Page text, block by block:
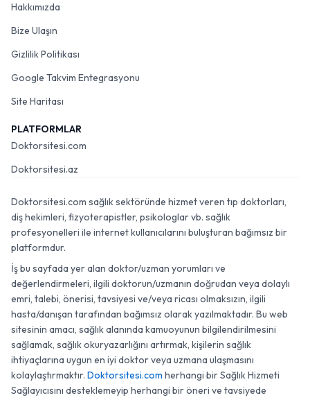
Hakkımızda
Bize Ulaşın
Gizlilik Politikası
Google Takvim Entegrasyonu
Site Haritası
PLATFORMLAR
Doktorsitesi.com
Doktorsitesi.az
Doktorsitesi.com sağlık sektöründe hizmet veren tıp doktorları,
diş hekimleri, fizyoterapistler, psikologlar vb. sağlık
profesyonelleri ile internet kullanıcılarını buluşturan bağımsız bir
platformdur.
İş bu sayfada yer alan doktor/uzman yorumları ve
değerlendirmeleri, ilgili doktorun/uzmanın doğrudan veya dolaylı
emri, talebi, önerisi, tavsiyesi ve/veya ricası olmaksızın, ilgili
hasta/danışan tarafından bağımsız olarak yazılmaktadır. Bu web
sitesinin amacı, sağlık alanında kamuoyunun bilgilendirilmesini
sağlamak, sağlık okuryazarlığını artırmak, kişilerin sağlık
ihtiyaçlarına uygun en iyi doktor veya uzmana ulaşmasını
kolaylaştırmaktır. Doktorsitesi.com herhangi bir Sağlık Hizmeti
Sağlayıcısını desteklemeyip herhangi bir öneri ve tavsiyede